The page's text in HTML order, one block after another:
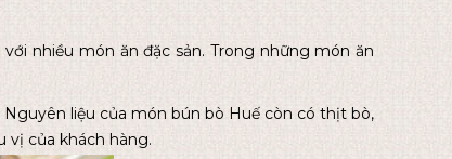
nhiều món ăn đặc sản. Trong những món ăn
liệu của món bún bò Huế còn có thịt bò,
vị của khách hàng.